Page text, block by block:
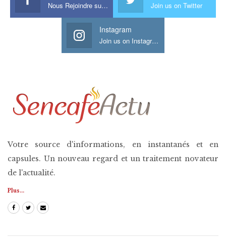
Nous Rejoindre sur Facebook Join us on Twitter
Instagram
Join us on Instagram
Votre source d'informations, en instantanés et en
capsules. Un nouveau regard et un traitement novateur
de l'actualité.
Plus...